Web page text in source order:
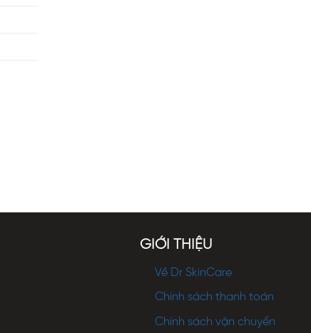
GIỚI THIỆU
Về Dr SkinCare
Chính sách thanh toán
Chính sách vận chuyển